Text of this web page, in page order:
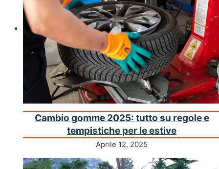
Cambio gomme 2025: tutto su regole e
tempistiche per le estive
Aprile 12, 2025